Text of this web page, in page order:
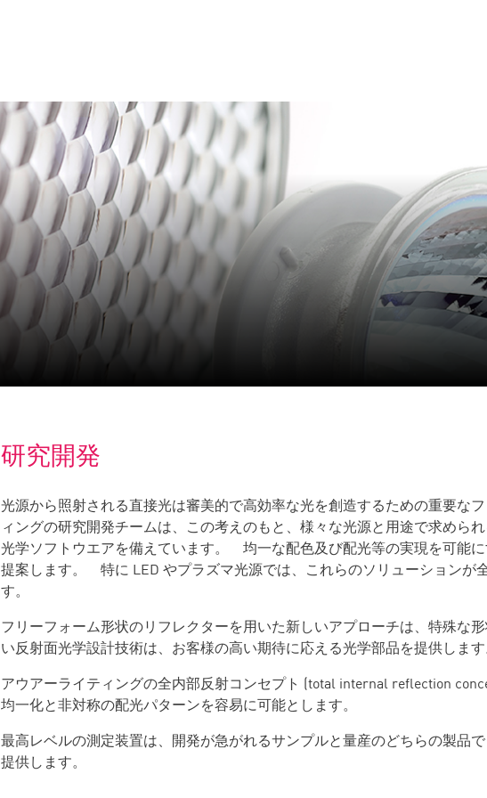
研究開発
光源から照射される直接光は審美的で高効率な光を創造するための重要な
ィングの研究開発チームは、この考えのもと、様々な光源と用途で求めら
光学ソフトウエアを備えています。 均一な配色及び配光等の実現を可能
提案します。 特に LED やプラズマ光源では、これらのソリューションが
す。
フリーフォーム形状のリフレクターを用いた新しいアプローチは、特殊な
い反射面光学設計技術は、お客様の高い期待に応える光学部品を提供します
アウアーライティングの全内部反射コンセプト (total internal reflection
均一化と非対称の配光パターンを容易に可能とします。
最高レベルの測定装置は、開発が急がれるサンプルと量産のどちらの製品
提供します。